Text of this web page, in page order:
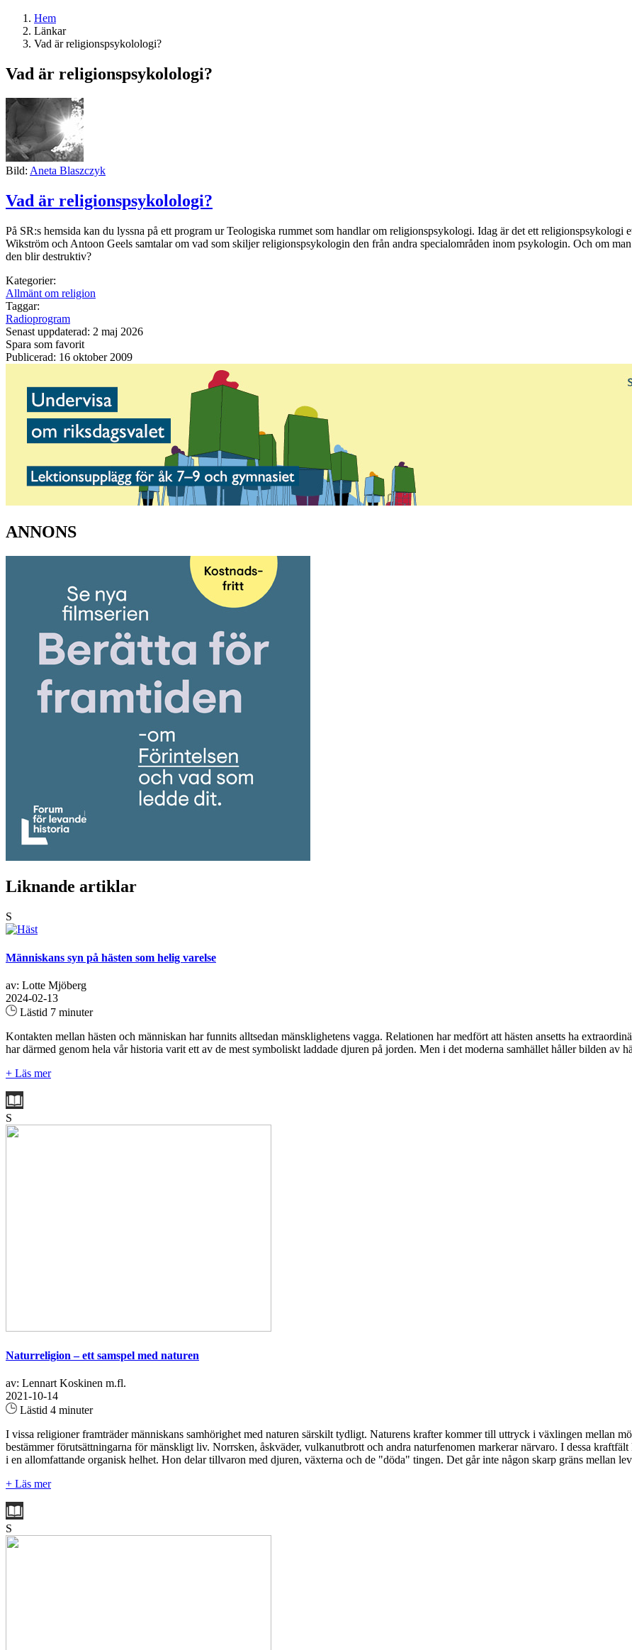
Hem
Länkar
Vad är religionspsykolologi?
Vad är religionspsykolologi?
Bild: Aneta Blaszczyk
Vad är religionspsykolologi?
På SR:s hemsida kan du lyssna på ett program ur Teologiska rummet som handlar om religionspsykologi. Idag är det ett religionspsykologi
Wikström och Antoon Geels samtalar om vad som skiljer religionspsykologin den från andra specialområden inom psykologin. Och om
den blir destruktiv?
Kategorier:
Allmänt om religion
Taggar:
Radioprogram
Senast uppdaterad: 2 maj 2026
Spara som favorit
Publicerad: 16 oktober 2009
ANNONS
Liknande artiklar
S
Människans syn på hästen som helig varelse
av: Lotte Mjöberg
2024-02-13
Lästid 7 minuter
Kontakten mellan hästen och människan har funnits alltsedan mänsklighetens vagga. Relationen har medfört att hästen ansetts ha
har därmed genom hela vår historia varit ett av de mest symboliskt laddade djuren på jorden. Men i det moderna samhället håller bilden av
+ Läs mer
S
Naturreligion – ett samspel med naturen
av: Lennart Koskinen m.fl.
2021-10-14
Lästid 4 minuter
I vissa religioner framträder människans samhörighet med naturen särskilt tydligt. Naturens krafter kommer till uttryck i växlingen mellan
bestämmer förutsättningarna för mänskligt liv. Norrsken, åskväder, vulkanutbrott och andra naturfenomen markerar närvaro. I dessa
i en allomfattande organisk helhet. Hon delar tillvaron med djuren, växterna och de "döda" tingen. Det går inte någon skarp gräns mellan
+ Läs mer
S